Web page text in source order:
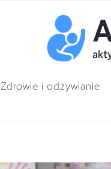
Zdrowie i odżywianie